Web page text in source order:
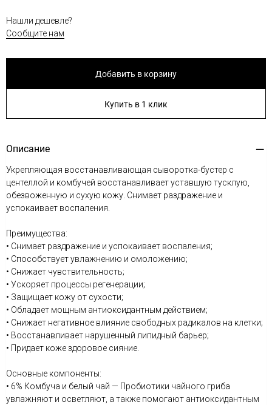
Нашли дешевле?
Сообщите нам
Добавить в корзину
Купить в 1 клик
Описание
Укрепляющая восстанавливающая сыворотка-бустер с
центеллой и комбучей восстанавливает уставшую тусклую,
обезвоженную и сухую кожу. Снимает раздражение и
успокаивает воспаления.
Преимущества:
• Снимает раздражение и успокаивает воспаления;
• Способствует увлажнению и омоложению;
• Снижает чувствительность;
• Ускоряет процессы регенерации;
• Защищает кожу от сухости;
• Обладает мощным антиоксидантным действием;
• Снижает негативное влияние свободных радикалов на клетки;
• Восстанавливает нарушенный липидный барьер;
• Придает коже здоровое сияние.
Основные компоненты:
• 6% Комбуча и белый чай — Пробиотики чайного гриба
увлажняют и осветляют, а также помогают антиоксидантным